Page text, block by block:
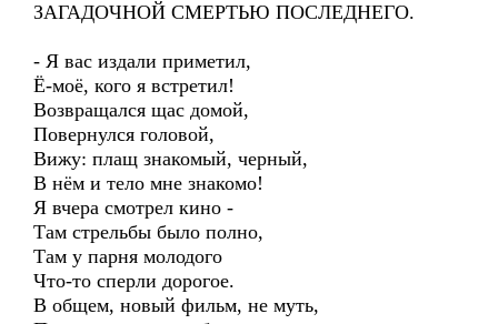
ЗАГАДОЧНОЙ СМЕРТЬЮ ПОСЛЕДНЕГО.
- Я вас издали приметил,
Ё-моё, кого я встретил!
Возвращался щас домой,
Повернулся головой,
Вижу: плащ знакомый, черный,
В нём и тело мне знакомо!
Я вчера смотрел кино -
Там стрельбы было полно,
Там у парня молодого
Что-то сперли дорогое.
В общем, новый фильм, не муть,